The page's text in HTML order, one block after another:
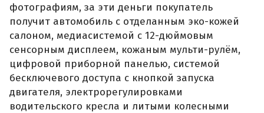
фотографиям, за эти деньги покупатель
получит автомобиль с отделанным эко-кожей
салоном, медиасистемой с 12-дюймовым
сенсорным дисплеем, кожаным мульти-рулём,
цифровой приборной панелью, системой
бесключевого доступа с кнопкой запуска
двигателя, электрорегулировками
водительского кресла и литыми колесными